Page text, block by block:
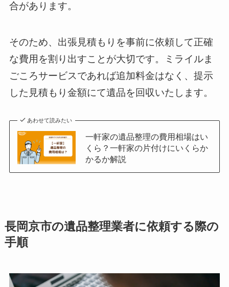
合があります。
そのため、出張見積もりを事前に依頼して正確
な費用を割り出すことが大切です。ミライルま
ごころサービスであれば追加料金はなく、提示
した見積もり金額にて遺品を回収いたします。
あわせて読みたい
一軒家の遺品整理の費用相場はい
くら？一軒家の片付けにいくらか
かるか解説
長岡京市の遺品整理業者に依頼する際の
手順